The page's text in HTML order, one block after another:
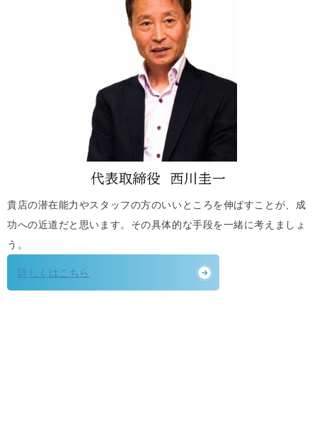
貴店の潜在能力やスタッフの方のいいところを伸ばすことが、成
功への近道だと思います。その具体的な手段を一緒に考えましょ
う。
詳しくはこちら